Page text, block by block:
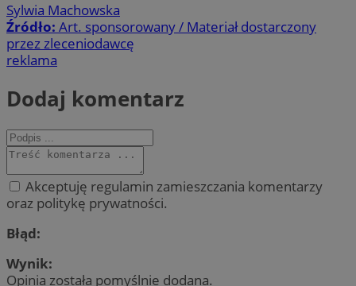
Sylwia Machowska
Źródło: Art. sponsorowany / Materiał dostarczony
przez zleceniodawcę
reklama
Dodaj komentarz
Akceptuję regulamin zamieszczania komentarzy
oraz politykę prywatności.
Błąd:
Wynik:
Opinia została pomyślnie dodana.